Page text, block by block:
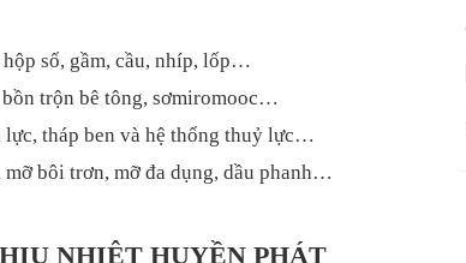
số, gầm, cầu, nhíp, lốp…
trộn bê tông, sơmiromooc…
tháp ben và hệ thống thuỷ lực…
bôi trơn, mỡ đa dụng, dầu phanh…
NHIỆT HUYỀN PHÁT